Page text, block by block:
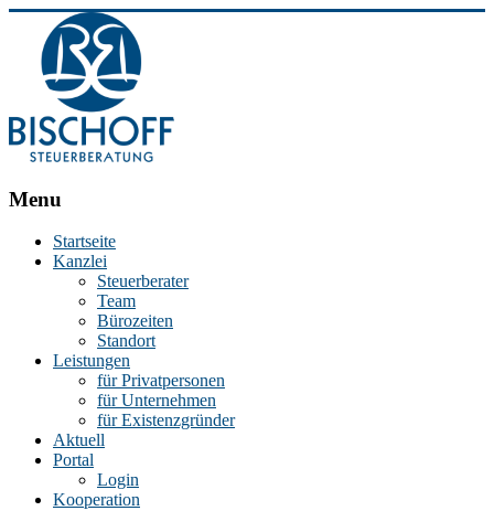
BISCHOFF
Stephan
Steuerberater
Essen
Menu
Startseite
Kanzlei
Steuerberater
Team
Bürozeiten
Standort
Leistungen
für Privatpersonen
für Unternehmen
für Existenzgründer
Aktuell
Portal
Login
Kooperation